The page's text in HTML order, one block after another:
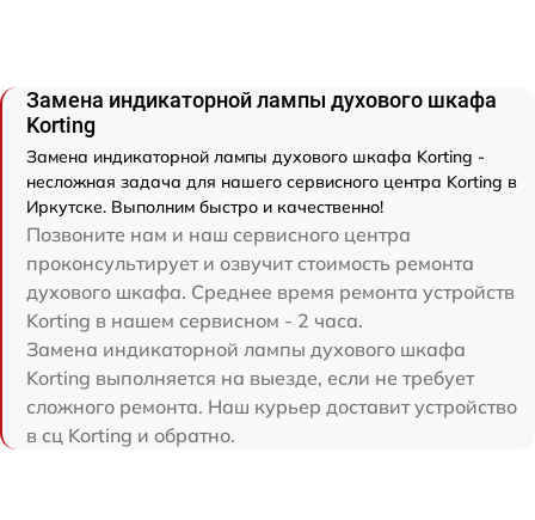
Замена индикаторной лампы духового шкафа
Korting
Замена индикаторной лампы духового шкафа Korting -
несложная задача для нашего сервисного центра Korting в
Иркутске. Выполним быстро и качественно!
Позвоните нам и наш сервисного центра
проконсультирует и озвучит стоимость ремонта
духового шкафа. Среднее время ремонта устройств
Korting в нашем сервисном - 2 часа.
Замена индикаторной лампы духового шкафа
Korting выполняется на выезде, если не требует
сложного ремонта. Наш курьер доставит устройство
в сц Korting и обратно.